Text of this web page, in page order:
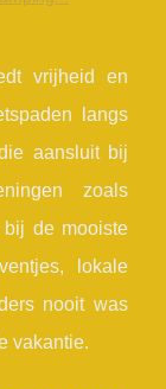
vrijheid en
langs
aansluit bij
zoals
de mooiste
lokale
nooit was
vakantie.